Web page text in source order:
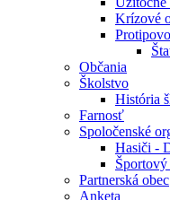
Krízové
Občania
Školstvo
História
Farnosť
Spoločenské
Hasiči -
Partnerská obec
Anketa